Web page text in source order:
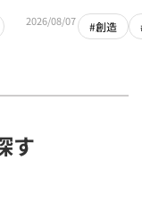
2026/08/07 #創造
す